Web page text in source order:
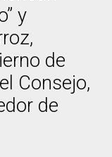
y
de
Consejo,
de